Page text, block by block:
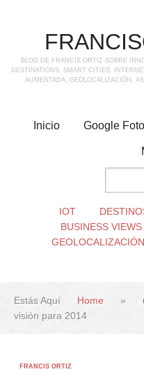
BLOG DE FRANCIS ORTIZ SOBRE
DESTINATIONS, SMART CITIES,
AUMENTADA, GEOLOCALIZACIÓN,
Inicio Google
IOT
BUSINESS
GEOLOCALIZACIÓN
Estás Aquí Home »
visión para 2014
FRANCIS ORTIZ